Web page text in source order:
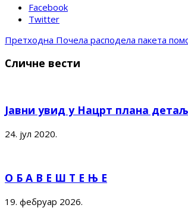
Facebook
Twitter
Претходна Почела расподела пакета
Сличне вести
Јавни увид у Нацрт плана
24. јул 2020.
О Б А В Е Ш Т Е Њ Е
19. фебруар 2026.